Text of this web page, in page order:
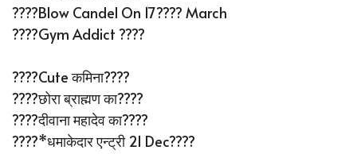
????Blow Candel On 17????️ March
????Gym Addict ????
????Cute कमिना????
????छोरा ब्राह्मण का????
????दीवाना महादेव का????
????*धमाकेदार एन्ट्री 21 Dec????